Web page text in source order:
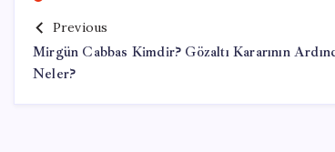
Previous
Mirgün Cabbas Kimdir? Gözaltı Kararının
Neler?